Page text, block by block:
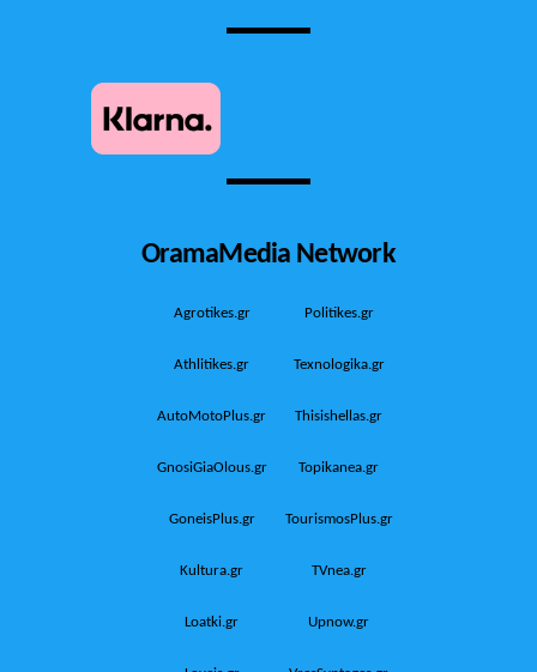
OramaMedia Network
Agrotikes.gr Politikes.gr
Athlitikes.gr Texnologika.gr
AutoMotoPlus.gr Thisishellas.gr
GnosiGiaOlous.gr Topikanea.gr
GoneisPlus.gr TourismosPlus.gr
Kultura.gr TVnea.gr
Loatki.gr Upnow.gr